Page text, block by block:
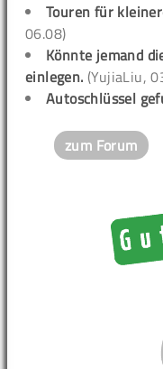
Touren für
06.08)
Könnte jemand
einlegen. (YujiaLiu,
Autoschlüssel
zum Forum